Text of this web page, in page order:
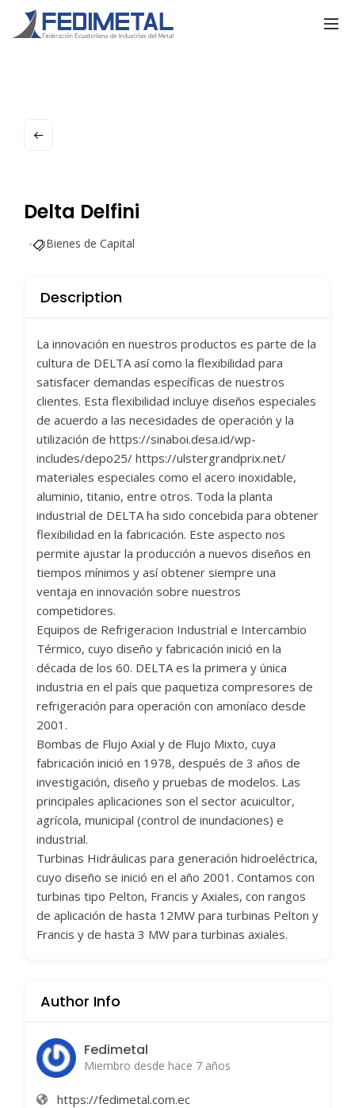
Delta Delfini
Bienes de Capital
Description
La innovación en nuestros productos es parte de la
cultura de DELTA así como la flexibilidad para
satisfacer demandas específicas de nuestros
clientes. Esta flexibilidad incluye diseños especiales
de acuerdo a las necesidades de operación y la
utilización de https://sinaboi.desa.id/wp-
includes/depo25/ https://ulstergrandprix.net/
materiales especiales como el acero inoxidable,
aluminio, titanio, entre otros. Toda la planta
industrial de DELTA ha sido concebida para obtener
flexibilidad en la fabricación. Este aspecto nos
permite ajustar la producción a nuevos diseños en
tiempos mínimos y así obtener siempre una
ventaja en innovación sobre nuestros
competidores.
Equipos de Refrigeracion Industrial e Intercambio
Térmico, cuyo diseño y fabricación inició en la
década de los 60. DELTA es la primera y única
industria en el país que paquetiza compresores de
refrigeración para operación con amoníaco desde
2001.
Bombas de Flujo Axial y de Flujo Mixto, cuya
fabricación inició en 1978, después de 3 años de
investigación, diseño y pruebas de modelos. Las
principales aplicaciones son el sector acuicultor,
agrícola, municipal (control de inundaciones) e
industrial.
Turbinas Hidráulicas para generación hidroeléctrica,
cuyo diseño se inició en el año 2001. Contamos con
turbinas tipo Pelton, Francis y Axiales, con rangos
de aplicación de hasta 12MW para turbinas Pelton y
Francis y de hasta 3 MW para turbinas axiales.
Author Info
Fedimetal
Miembro desde hace 7 años
https://fedimetal.com.ec